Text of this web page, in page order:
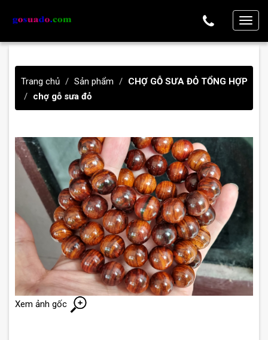
T
g
l
n
v
Trang chủ Sản phẩm
CHỢ GỖ SƯA ĐỎ TỔNG HỢP
chợ gỗ sưa đỏ
Xem ảnh gốc